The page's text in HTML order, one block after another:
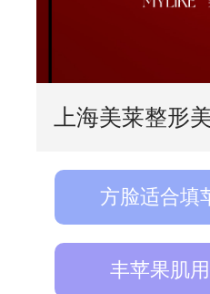
上海美莱整形
方脸适合填
丰苹果肌